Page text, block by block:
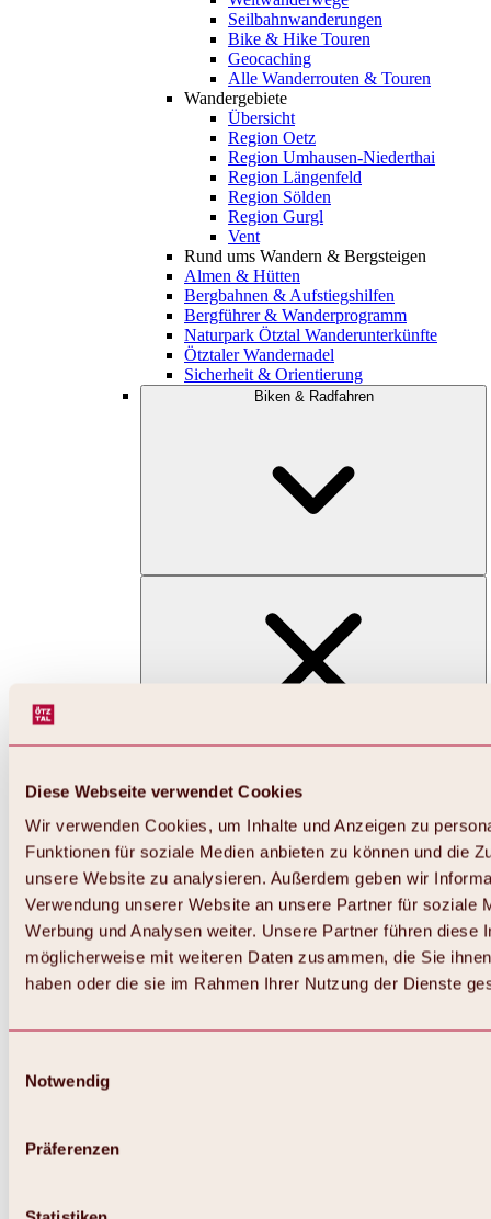
Diese Webseite verwendet Cookies
Wir verwenden Cookies, um Inhalte und Anzeigen zu
Funktionen für soziale Medien anbieten zu können und die
unsere Website zu analysieren. Außerdem geben wir
Verwendung unserer Website an unsere Partner für soziale
Werbung und Analysen weiter. Unsere Partner führen diese
möglicherweise mit weiteren Daten zusammen, die Sie
haben oder die sie im Rahmen Ihrer Nutzung der Dienste
Notwendig
Präferenzen
Seilbahnwanderungen
Bike & Hike Touren
Geocaching
Alle Wanderrouten & Touren
Wandergebiete
Übersicht
Region Oetz
Region Umhausen-Niederthai
Region Längenfeld
Region Sölden
Region Gurgl
Vent
Rund ums Wandern & Bergsteigen
Almen & Hütten
Bergbahnen & Aufstiegshilfen
Bergführer & Wanderprogramm
Naturpark Ötztal Wanderunterkünfte
Ötztaler Wandernadel
Sicherheit & Orientierung
Biken & Radfahren